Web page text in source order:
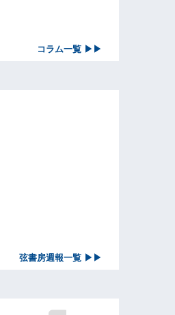
コラム一覧 ▶▶
弦書房週報一覧 ▶▶